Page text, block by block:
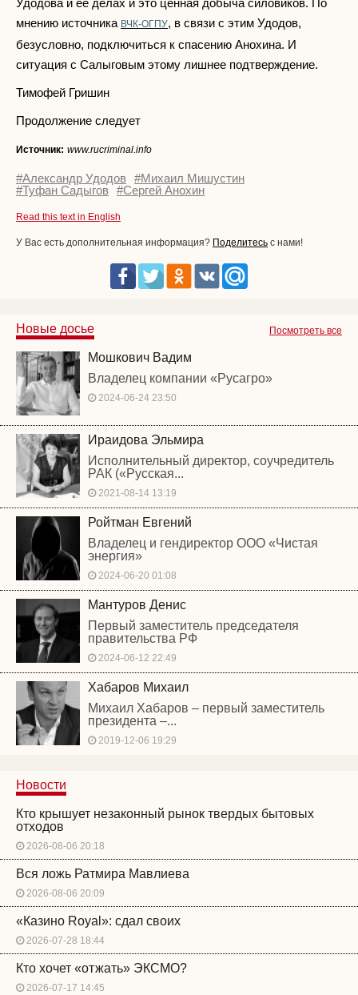
Удодова и ее делах и это ценная добыча силовиков. По
мнению источника ВЧК-ОГПУ, в связи с этим Удодов,
безусловно, подключиться к спасению Анохина. И
ситуация с Салыговым этому лишнее подтверждение.
Тимофей Гришин
Продолжение следует
Источник: www.rucriminal.info
#Александр Удодов #Михаил Мишустин
#Туфан Садыгов #Сергей Анохин
Read this text in English
У Вас есть дополнительная информация? Поделитесь с нами!
Посмотреть все
Новые досье
Мошкович Вадим
Владелец компании «Русагро»
2024-06-24 23:50
Ираидова Эльмира
Исполнительный директор, соучредитель
РАК («Русская...
2021-08-14 13:19
Ройтман Евгений
Владелец и гендиректор ООО «Чистая
энергия»
2024-06-20 01:08
Мантуров Денис
Первый заместитель председателя
правительства РФ
2024-06-12 22:49
Хабаров Михаил
Михаил Хабаров – первый заместитель
президента –...
2019-12-06 19:29
Новости
Кто крышует незаконный рынок твердых бытовых
отходов
2026-08-06 20:18
Вся ложь Ратмира Мавлиева
2026-08-06 20:09
«Казино Royal»: сдал своих
2026-07-28 18:44
Кто хочет «отжать» ЭКСМО?
2026-07-17 14:45